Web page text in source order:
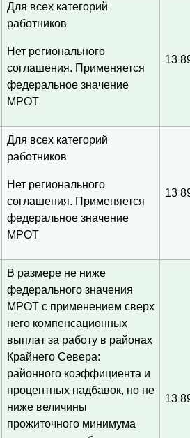
Для всех категорий
работников
Нет регионального
соглашения. Применяется
федеральное значение
МРОТ
13
Для всех категорий
работников
Нет регионального
соглашения. Применяется
федеральное значение
МРОТ
13
В размере не ниже
федерального значения
МРОТ с применением сверх
него компенсационных
выплат за работу в районах
Крайнего Севера:
районного коэффициента и
процентных надбавок, но не
ниже величины
прожиточного минимума
13